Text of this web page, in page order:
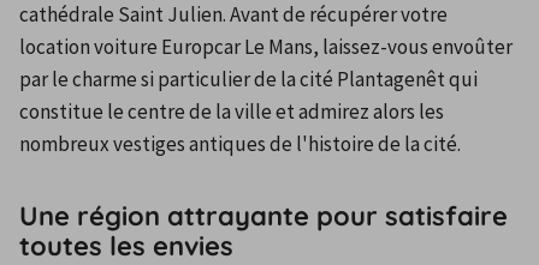
cathédrale Saint Julien. Avant de récupérer votre
location voiture Europcar Le Mans, laissez-vous envoûter
par le charme si particulier de la cité Plantagenêt qui
constitue le centre de la ville et admirez alors les
nombreux vestiges antiques de l'histoire de la cité.
Une région attrayante pour satisfaire
toutes les envies